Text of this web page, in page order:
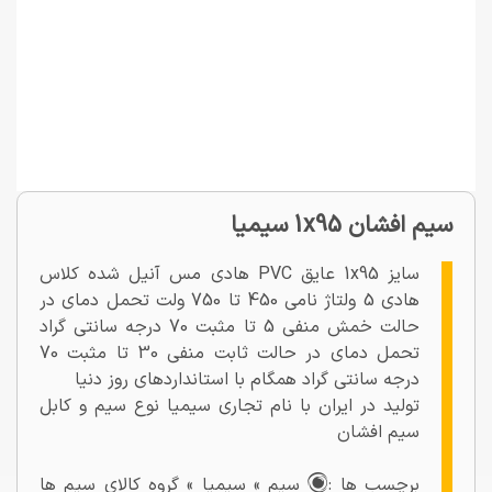
سیم افشان 1x95 سیمیا
سایز 1x95 عایق PVC هادی مس آنیل شده کلاس
هادی 5 ولتاژ نامی 450 تا 750 ولت تحمل دمای در
حالت خمش منفی 5 تا مثبت 70 درجه سانتی گراد
تحمل دمای در حالت ثابت منفی 30 تا مثبت 70
درجه سانتی گراد همگام با استانداردهای روز دنیا
تولید در ایران با نام تجاری سیمیا نوع سیم و کابل
سیم افشان
برچسب ها :
سیم » سیمیا » گروه کالای سیم ها